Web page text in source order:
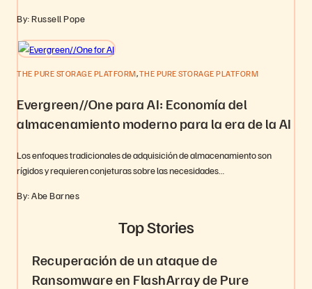
By: Russell Pope
THE PURE STORAGE PLATFORM,THE PURE STORAGE PLATFORM
Evergreen//One para AI: Economía del
almacenamiento moderno para la era de la AI
Los enfoques tradicionales de adquisición de almacenamiento son
rígidos y requieren conjeturas sobre las necesidades…
By: Abe Barnes
Top Stories
Recuperación de un ataque de
Ransomware en FlashArray de Pure